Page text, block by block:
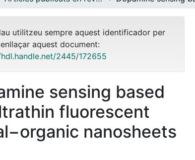
utilitzeu sempre aquest identificador per
aquest document:
2445/172655
sensing based
fluorescent
nanosheets